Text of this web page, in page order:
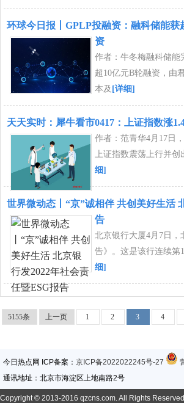
环球今日报丨GPLP投融资：融科储能
资
作者：牛冬梅融科储能
超10亿元B轮融资，由
本及 [详细]
天天实时：犀牛看市0417：上证指数涨
作者：范青华4月17日
上证指数震荡上行并创
细]
世界微动态丨“京”诚相伴 共创美好生活
告
北京银行大厦4月7日，
告》。这是该行连续第
细]
5155条 上一页 1 2 3 4
今日热点网 ICP备案： 京ICP备2022022245号-27
通讯地址：北京市海淀区上地南路2号
Copyright © 2013-2016 qzcns.com. All Rights Reserved